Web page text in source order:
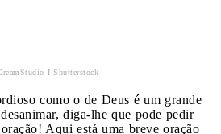
I Shutterstock
como o de Deus é um grande
diga-lhe que pode pedir
Aqui está uma breve oração